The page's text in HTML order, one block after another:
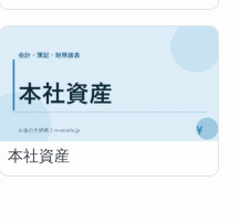
本社資産